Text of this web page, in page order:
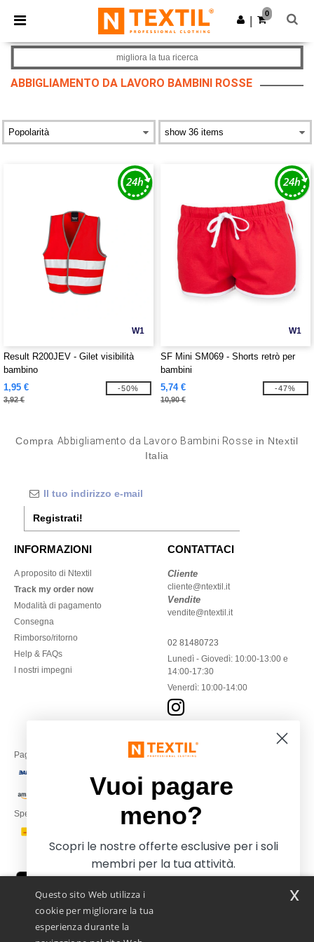
× App Ntextil
Prezzi migliori sull'app!
Scarica app
0
ABBIGLIAMENTO DA LAVORO BAMBINI ROSSE
migliora la tua ricerca
W1
Result R200JEV - Gilet visibilità
bambino
1,95 €
3,92 €
-50%
W1
SF Mini SM069 - Shorts retrò per
bambini
5,74 €
10,90 €
-47%
Compra Abbigliamento da Lavoro Bambini Rosse in Ntextil
Italia
Registrati!
INFORMAZIONI
A proposito di Ntextil
Track my order now
Modalità di pagamento
Consegna
Rimborso/ritorno
Help & FAQs
I nostri impegni
CONTATTACI
Cliente
cliente@ntextil.it
Vendite
vendite@ntextil.it
02 81480723
Lunedì - Giovedì: 10:00-13:00 e
14:00-17:30
Venerdì: 10:00-14:00
Paga con
Spediamo con
Questo sito Web utilizza i
cookie per migliorare la tua
esperienza durante la
x
Vuoi pagare
meno?
Scopri le nostre offerte esclusive per i soli
membri per la tua attività.